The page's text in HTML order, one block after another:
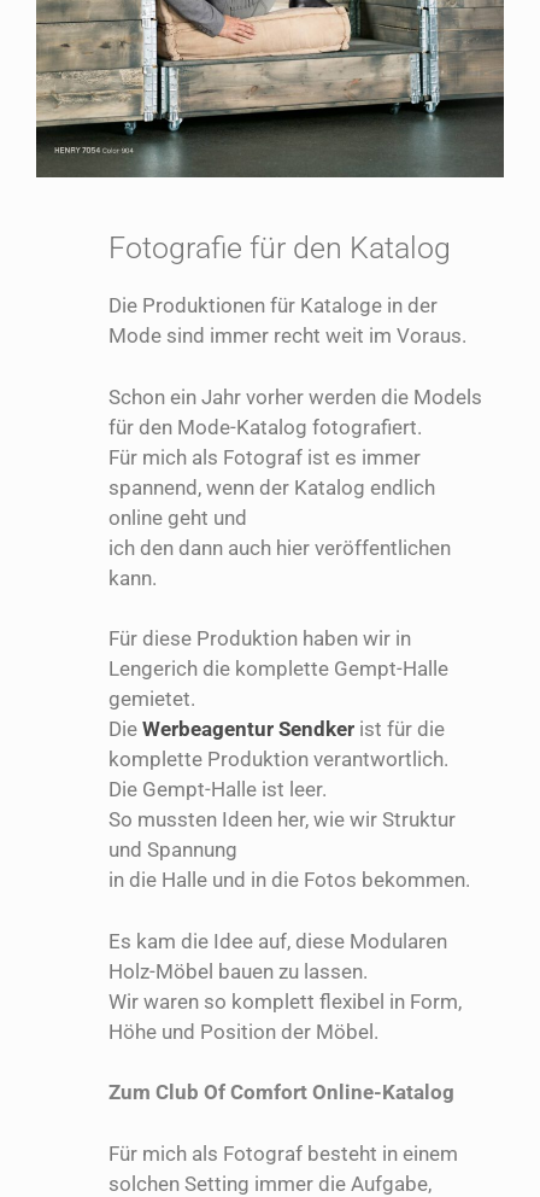
Fotografie für den Katalog
Die Produktionen für Kataloge in der
Mode sind immer recht weit im Voraus.
Schon ein Jahr vorher werden die Models
für den Mode-Katalog fotografiert.
Für mich als Fotograf ist es immer
spannend, wenn der Katalog endlich
online geht und
ich den dann auch hier veröffentlichen
kann.
Für diese Produktion haben wir in
Lengerich die komplette Gempt-Halle
gemietet.
Die Werbeagentur Sendker ist für die
komplette Produktion verantwortlich.
Die Gempt-Halle ist leer.
So mussten Ideen her, wie wir Struktur
und Spannung
in die Halle und in die Fotos bekommen.
Es kam die Idee auf, diese Modularen
Holz-Möbel bauen zu lassen.
Wir waren so komplett flexibel in Form,
Höhe und Position der Möbel.
Zum Club Of Comfort Online-Katalog
Für mich als Fotograf besteht in einem
solchen Setting immer die Aufgabe,